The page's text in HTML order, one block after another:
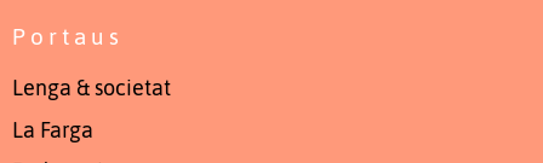
Portaus
Lenga & societat
La Farga